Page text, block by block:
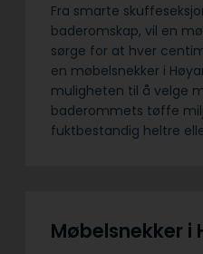
Fra smarte
baderomskap, vil en
sørge for at hver
en møbelsnekker i
muligheten til å velge
baderommets tøffe
fuktbestandig heltre
Møbelsnekker i